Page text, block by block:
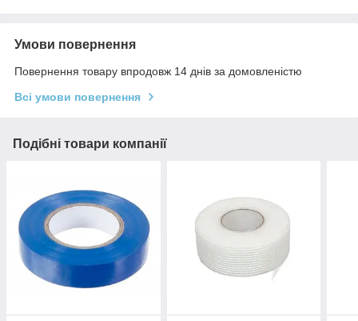
Умови повернення
Повернення товару впродовж 14 днів за домовленістю
Всі умови повернення
Подібні товари компанії